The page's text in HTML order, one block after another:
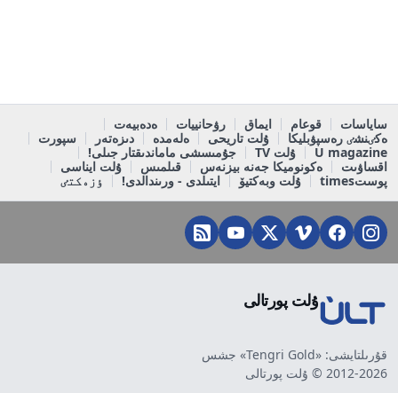
ساياسات قوعام ايماق رۋحانييات
ەدەبيەت
ەكٸنشٸ رەسپۋبليكا
ۇلت تاريحى ەلەمدە دىزەتەر
سپورت
U magazine
ۇلت TV
جۇمىسشى ماماندىقتار جىلى!
اقساۋىت
ەكونوميكا جەنە بيزنەس قىلمىس
ۇلت ايناسى
پوستtimes
ۇلت وبەكتيۆ ايتىلدى - ورىندالدى! ٶزەكتٸ
ۇلت پورتالى
قۇرىلتايشى: «Tengri Gold» جشس
2012-2026 © ۇلت پورتالى